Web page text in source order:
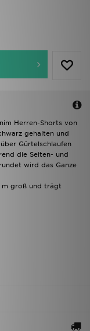
Herren-Shorts von
gehalten und
Gürtelschlaufen
die Seiten- und
wird das Ganze
m groß und trägt